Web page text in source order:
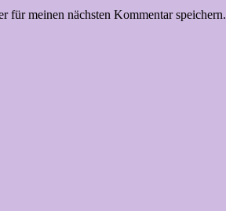
für meinen nächsten Kommentar speichern.